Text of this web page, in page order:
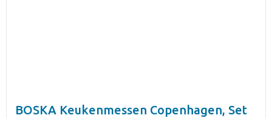
BOSKA Keukenmessen Copenhagen, Set